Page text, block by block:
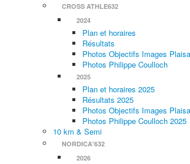
CROSS ATHLE632
2024
Plan et horaires
Résultats
Photos Objectifs Images
Photos Philippe Coulloch
2025
Plan et horaires 2025
Résultats 2025
Photos Objectifs Images
Photos Philippe Coulloch 2025
10 km & Semi
NORDICA'632
2026